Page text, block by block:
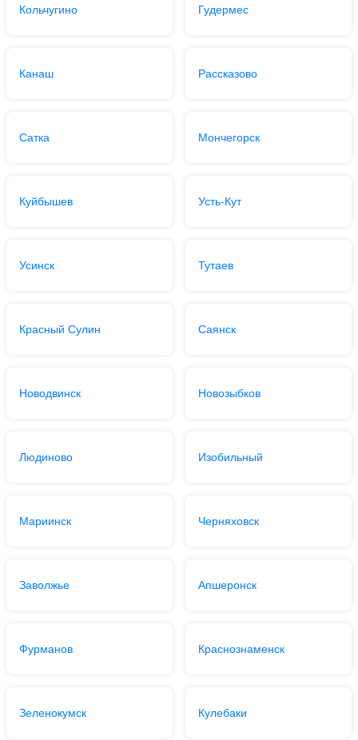
Кольчугино Гудермес
Канаш Рассказово
Сатка Мончегорск
Куйбышев Усть-Кут
Усинск Тутаев
Красный Сулин Саянск
Новодвинск Новозыбков
Людиново Изобильный
Мариинск Черняховск
Заволжье Апшеронск
Фурманов Краснознаменск
Зеленокумск Кулебаки